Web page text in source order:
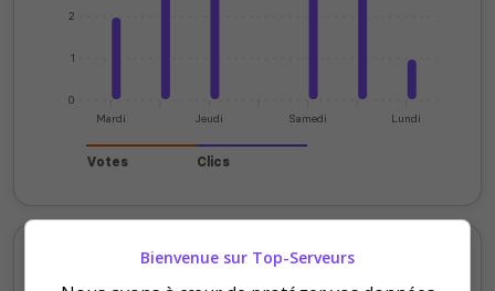
0
1
2
Mardi Jeudi Samedi Lundi
Votes Clics
Votes et clics mensuels
Bienvenue sur Top-Serveurs